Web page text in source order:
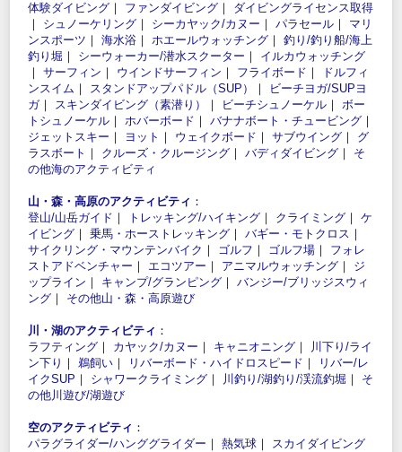
体験ダイビング ｜ ファンダイビング ｜ ダイビングライセンス取得
｜ シュノーケリング ｜ シーカヤック/カヌー ｜ パラセール ｜ マリ
ンスポーツ ｜ 海水浴 ｜ ホエールウォッチング ｜ 釣り/釣り船/海上
釣り堀 ｜ シーウォーカー/潜水スクーター ｜ イルカウォッチング
｜ サーフィン ｜ ウインドサーフィン ｜ フライボード ｜
ドルフィ
ンスイム ｜ スタンドアップパドル（SUP） ｜
ビーチヨガ/SUPヨ
ガ｜ スキンダイビング（素潜り） ｜ ビーチシュノーケル ｜ ボー
トシュノーケル ｜ ホバーボード ｜ バナナボート・チュービング ｜
ジェットスキー ｜ ヨット ｜ ウェイクボード ｜ サブウイング ｜ グ
ラスボート ｜ クルーズ・クルージング ｜ バディダイビング ｜ そ
の他海のアクティビティ
山・森・高原のアクティビティ ：
登山/山岳ガイド ｜ トレッキング/ハイキング ｜ クライミング ｜ ケ
イビング ｜ 乗馬・ホーストレッキング ｜ バギー・モトクロス ｜
サイクリング・マウンテンバイク ｜ ゴルフ ｜ ゴルフ場 ｜ フォレ
ストアドベンチャー ｜ エコツアー ｜ アニマルウォッチング ｜ ジ
ップライン ｜ キャンプ/グランピング ｜ バンジー/ブリッジスウィ
ング ｜ その他山・森・高原遊び
川・湖のアクティビティ ：
ラフティング ｜ カヤック/カヌー ｜ キャニオニング ｜
川下り/ライ
ン下り ｜ 鵜飼い ｜ リバーボード・ハイドロスピード ｜
リバー/レ
イクSUP ｜ シャワークライミング ｜ 川釣り/湖釣り/渓流釣堀 ｜ そ
の他川遊び/湖遊び
空のアクティビティ ：
パラグライダー/ハンググライダー ｜ 熱気球 ｜ スカイダイビング